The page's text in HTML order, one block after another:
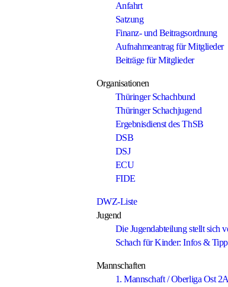
Anfahrt
Satzung
Finanz- und Beitragsordnung
Aufnahmeantrag für Mitglieder
Beiträge für Mitglieder
Organisationen
Thüringer Schachbund
Thüringer Schachjugend
Ergebnisdienst des ThSB
DSB
DSJ
ECU
FIDE
DWZ-Liste
Jugend
Die Jugendabteilung stellt sich
Schach für Kinder: Infos &
Mannschaften
1. Mannschaft / Oberliga Ost 2A